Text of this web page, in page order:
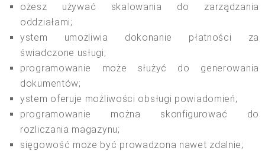
ożesz używać skalowania do zarządzania
oddziałami;
ystem umożliwia dokonanie płatności za
świadczone usługi;
programowanie może służyć do generowania
dokumentów;
ystem oferuje możliwości obsługi powiadomień;
programowanie można skonfigurować do
rozliczania magazynu;
sięgowość może być prowadzona nawet zdalnie;